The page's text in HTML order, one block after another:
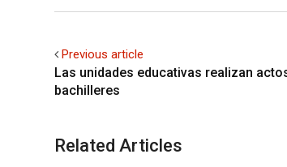
Previous article
Las unidades educativas realizan
bachilleres
Related Articles